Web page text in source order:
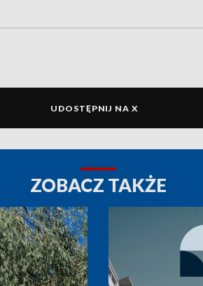
UDOSTĘPNIJ NA X
ZOBACZ TAKŻE